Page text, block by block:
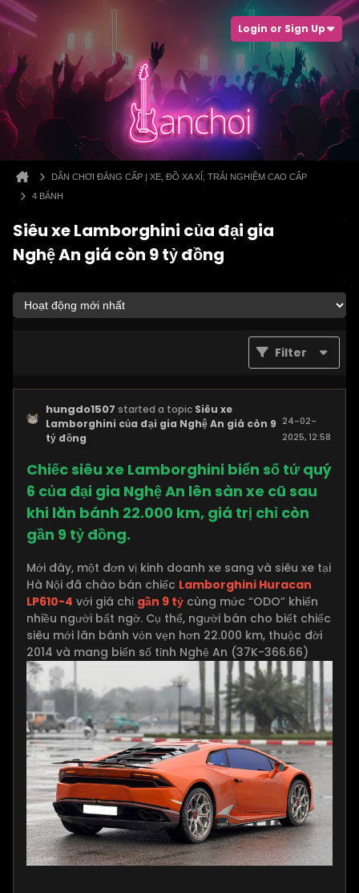
Login or Sign Up
DÂN CHƠI ĐẲNG CẤP | XE, ĐỒ XA XỈ, TRẢI NGHIỆM CAO CẤP
4 BÁNH
Siêu xe Lamborghini của đại gia
Nghệ An giá còn 9 tỷ đồng
Filter
hungdo1507 started a topic Siêu xe
Lamborghini của đại gia Nghệ An giá còn 9
tỷ đồng
24-02-
2025, 12:58
Chiếc siêu xe Lamborghini biển số tứ quý
6 của đại gia Nghệ An lên sàn xe cũ sau
khi lăn bánh 22.000 km, giá trị chỉ còn
gần 9 tỷ đồng.
Mới đây, một đơn vị kinh doanh xe sang và siêu xe tại
Hà Nội đã chào bán chiếc Lamborghini Huracan
LP610-4 với giá chỉ gần 9 tỷ cùng mức “ODO” khiến
nhiều người bất ngờ. Cụ thể, người bán cho biết chiếc
siêu mới lăn bánh vỏn vẹn hơn 22.000 km, thuộc đời
2014 và mang biển số tỉnh Nghệ An (37K-366.66)